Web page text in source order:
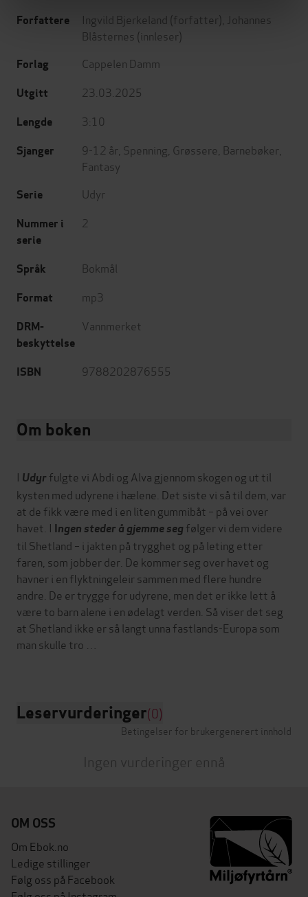
Forfattere Ingvild Bjerkeland (forfatter),
Johannes
Blåsternes (innleser)
Forlag Cappelen Damm
Utgitt 23.03.2025
Lengde 3:10
Sjanger 9-12 år Spenning Grøssere Barnebøker
Fantasy
Serie Udyr
Nummer i
serie
2
Språk Bokmål
Format mp3
DRM-
beskyttelse
Vannmerket
ISBN 9788202876555
Om boken
I Udyr fulgte vi Abdi og Alva gjennom skogen og ut til
kysten med udyrene i hælene. Det siste vi så til dem, var
at de fikk være med i en liten gummibåt – på vei over
havet. I Ingen steder å gjemme seg følger vi dem videre
til Shetland – i jakten på trygghet og på leting etter
faren, som jobber der. De kommer seg over havet og
havner i en flyktningeleir sammen med flere hundre
andre. De er trygge for udyrene, men det er ikke lett å
være to barn alene i en ødelagt verden. Så viser det seg
at Shetland ikke er så langt unna fastlands-Europa som
man skulle tro …
Leservurderinger(0)
Betingelser for brukergenerert innhold
Ingen vurderinger ennå
OM OSS
Om Ebok.no
Ledige stillinger
Følg oss på Facebook